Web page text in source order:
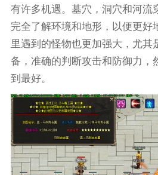
有许多机遇。墓穴，洞穴和河流
完全了解环境和地形，以便更好
里遇到的怪物也更加强大，尤其
备，准确的判断攻击和防御力，
到最好。